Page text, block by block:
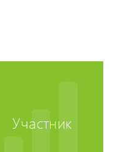
Участник